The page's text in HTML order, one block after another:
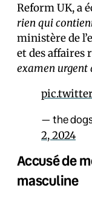
Reform UK, a
rien qui
ministère de
et des affaires
examen
— the dogs
2, 2024
Accusé de
masculine